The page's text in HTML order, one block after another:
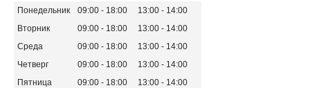
Понедельник 09:00 18:00 13:00
14:00
Вторник
09:00 18:00 13:00
14:00
Среда
09:00 18:00 13:00
14:00
Четверг
09:00 18:00 13:00
14:00
Пятница
09:00 18:00 13:00
14:00